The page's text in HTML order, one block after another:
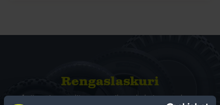
Rengas­laskuri
Auttaa sinua valitsemaan oikean kokoisen renkaan,